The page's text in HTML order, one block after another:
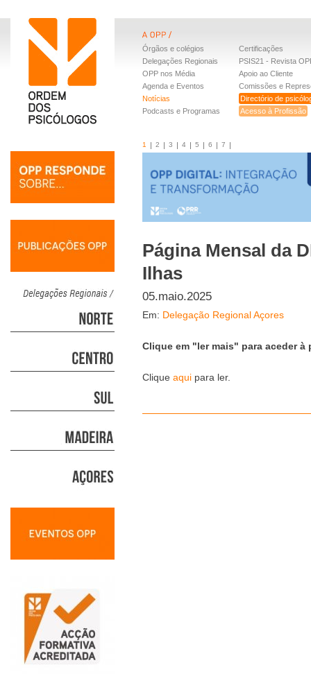
Órgãos e colégios
Delegações Regionais
OPP nos Média
Agenda e Eventos
Notícias
Podcasts e Programas
Certificações
PSIS21 - Revista
Apoio ao Cliente
Comissões e
Directório de
Acesso à Profissão
1 2 3 4 5 6 7
Página Mensal da
Ilhas
05.maio.2025
Em: Delegação Regional Açores
Clique em "ler mais" para aceder à
Clique aqui para ler.